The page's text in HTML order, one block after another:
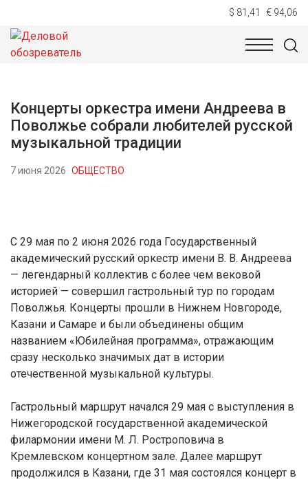
$ 81,41 € 94,06
НОВОСТИ
Концерты оркестра имени Андреева в
Поволжье собрали любителей русской
музыкальной традиции
7 июня 2026 ОБЩЕСТВО
С 29 мая по 2 июня 2026 года Государственный
академический русский оркестр имени В. В. Андреева
— легендарный коллектив с более чем вековой
историей — совершил гастрольный тур по городам
Поволжья. Концерты прошли в Нижнем Новгороде,
Казани и Самаре и были объединены общим
названием «Юбилейная программа», отражающим
сразу несколько значимых дат в истории
отечественной музыкальной культуры.
Гастрольный маршрут начался 29 мая с выступления в
Нижегородской государственной академической
филармонии имени М. Л. Ростроповича в
Кремлевском концертном зале. Далее маршрут
продолжился в Казани, где 31 мая состоялся концерт в